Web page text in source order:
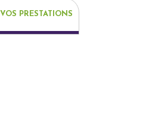
VOS PRESTATIONS